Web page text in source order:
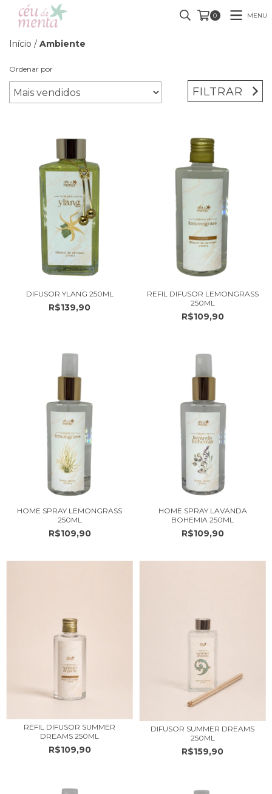
0 MENU
Início / Ambiente
Ordenar por
FILTRAR
DIFUSOR YLANG 250ML
R$139,90
REFIL DIFUSOR LEMONGRASS
250ML
R$109,90
HOME SPRAY LEMONGRASS
250ML
R$109,90
HOME SPRAY LAVANDA
BOHEMIA 250ML
R$109,90
REFIL DIFUSOR SUMMER
DREAMS 250ML
R$109,90
DIFUSOR SUMMER DREAMS
250ML
R$159,90